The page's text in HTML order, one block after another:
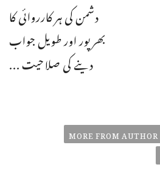
دشمن کی ہر کارروائی کا
بھرپور اور طویل جواب
دینے کی صلاحیت ...
MORE FROM AUTHOR